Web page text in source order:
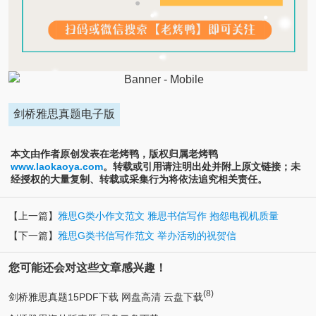
剑桥雅思真题电子版
本文由作者原创发表在老烤鸭，版权归属老烤鸭
www.laokaoya.com。转载或引用请注明出处并附上原文链接；未
经授权的大量复制、转载或采集行为将依法追究相关责任。
【上一篇】 雅思G类小作文范文 雅思书信写作 抱怨电视机质量
【下一篇】 雅思G类书信写作范文 举办活动的祝贺信
您可能还会对这些文章感兴趣！
剑桥雅思真题15PDF下载 网盘高清 云盘下载(8)